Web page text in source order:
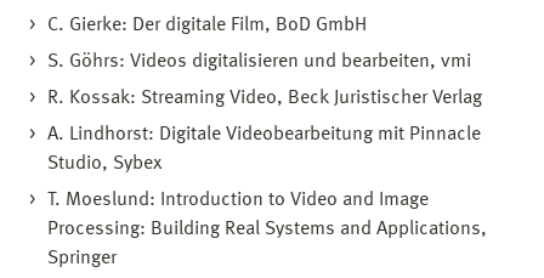
C. Gierke: Der digitale Film, BoD GmbH
S. Göhrs: Videos digitalisieren und bearbeiten, vmi
R. Kossak: Streaming Video, Beck Juristischer Verlag
A. Lindhorst: Digitale Videobearbeitung mit Pinnacle
Studio, Sybex
T. Moeslund: Introduction to Video and Image
Processing: Building Real Systems and Applications,
Springer